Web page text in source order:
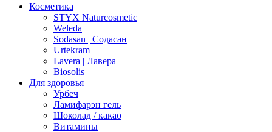
Косметика
STYX Naturcosmetic
Weleda
Sodasan | Содасан
Urtekram
Lavera | Лавера
Biosolis
Для здоровья
Урбеч
Ламифарэн гель
Шоколад / какао
Витамины